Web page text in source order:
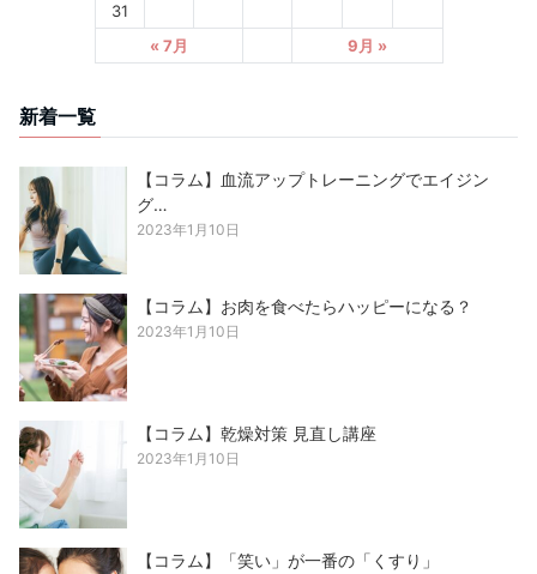
31
« 7月
9月 »
新着一覧
【コラム】血流アップトレーニングでエイジン
グ…
2023年1月10日
【コラム】お肉を食べたらハッピーになる？
2023年1月10日
【コラム】乾燥対策 見直し講座
2023年1月10日
【コラム】「笑い」が一番の「くすり」